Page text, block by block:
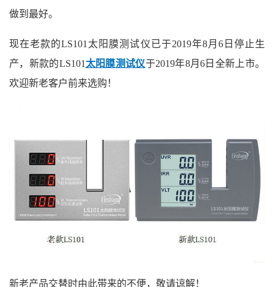
做到最好。
现在老款的LS101太阳膜测试仪已于2019年8月6日停止生
产，新款的LS101 太阳膜测试仪于2019年8月6日全新上市。
欢迎新老客户前来选购！
新老产品交替时由此带来的不便，敬请谅解！